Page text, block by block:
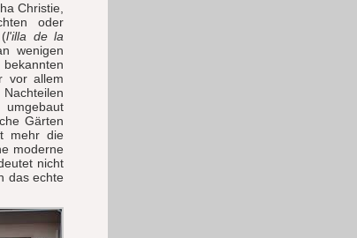
Christie,
oder
l'illa de la
wenigen
vor allem
Gärten
mehr die
moderne
nicht
das echte